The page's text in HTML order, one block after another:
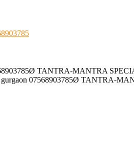
TANTRA-MANTRA
07568903785Ø TANTRA-